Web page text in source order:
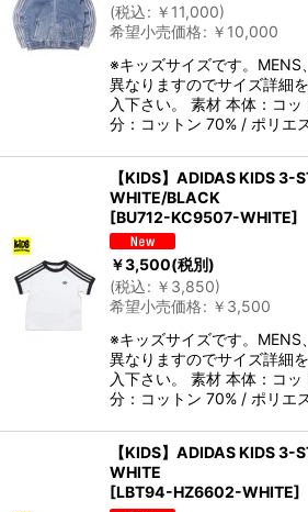
(税込: ￥ 11,000)
希望小売価格: ￥ 10,000
※キッズサイズです。MENS
異なりますのでサイズ詳細
入下さい。 素材 本体：コ
分：コットン 70% / ポリエ
【KIDS】ADIDAS KIDS 3-
WHITE/BLACK
[BU712-KC9507-WHITE]
￥3,500(税別)
(税込: ￥ 3,850)
希望小売価格: ￥ 3,500
※キッズサイズです。MENS
異なりますのでサイズ詳細
入下さい。 素材 本体：コ
分：コットン 70% / ポリエ
【KIDS】ADIDAS KIDS 3-
WHITE
[LBT94-HZ6602-WHITE]